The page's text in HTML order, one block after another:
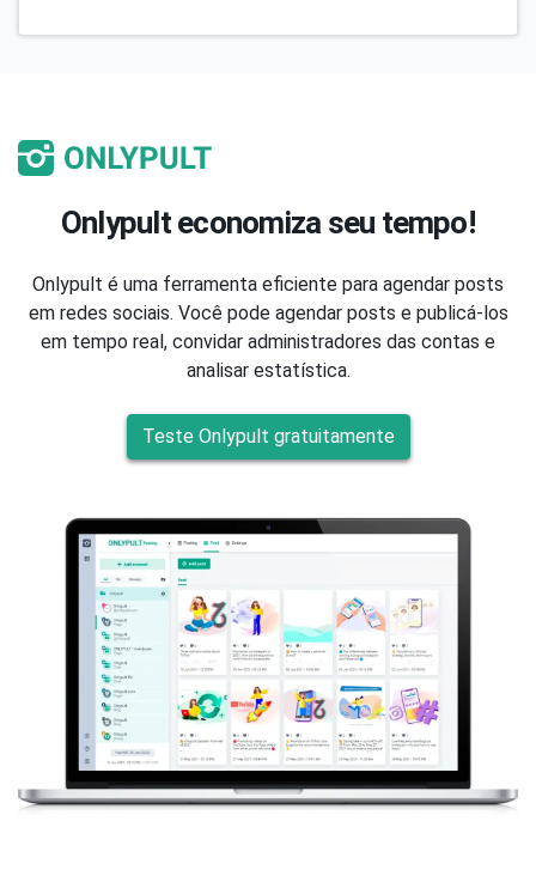
Onlypult economiza seu tempo!
Onlypult é uma ferramenta eficiente para agendar posts
em redes sociais. Você pode agendar posts e publicá-los
em tempo real, convidar administradores das contas e
analisar estatística.
Teste Onlypult gratuitamente